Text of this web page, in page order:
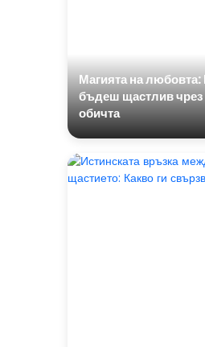
Магията на любовта:
бъдеш щастлив чрез
обичта